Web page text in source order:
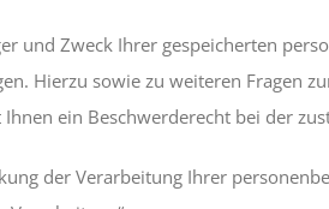
und Zweck Ihrer gespeicherten
Hierzu sowie zu weiteren Fragen
ein Beschwerderecht bei der
der Verarbeitung Ihrer